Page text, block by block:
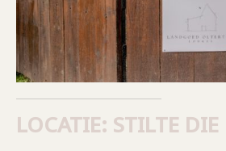
LOCATIE: STILTE DIE